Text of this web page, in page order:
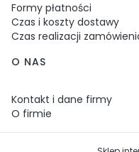
Formy płatności
Czas i koszty dostawy
Czas realizacji
O NAS
Kontakt i dane firmy
O firmie